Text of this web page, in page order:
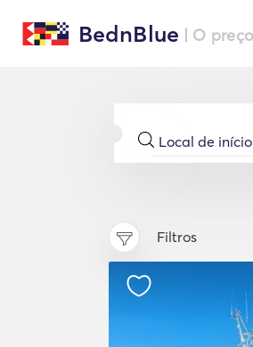
BednBlue | O
Filtros